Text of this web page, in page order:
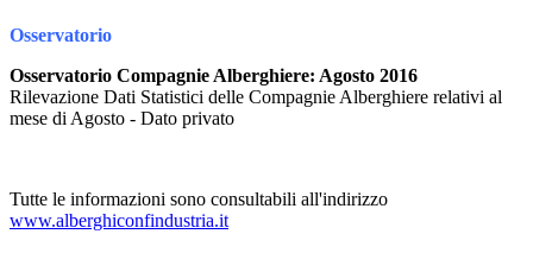
Osservatorio
Osservatorio Compagnie Alberghiere: Agosto 2016
Rilevazione Dati Statistici delle Compagnie Alberghiere relativi al
mese di Agosto - Dato privato
Tutte le informazioni sono consultabili all'indirizzo
www.alberghiconfindustria.it